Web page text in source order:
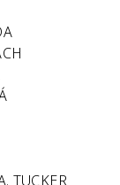
TUCKER